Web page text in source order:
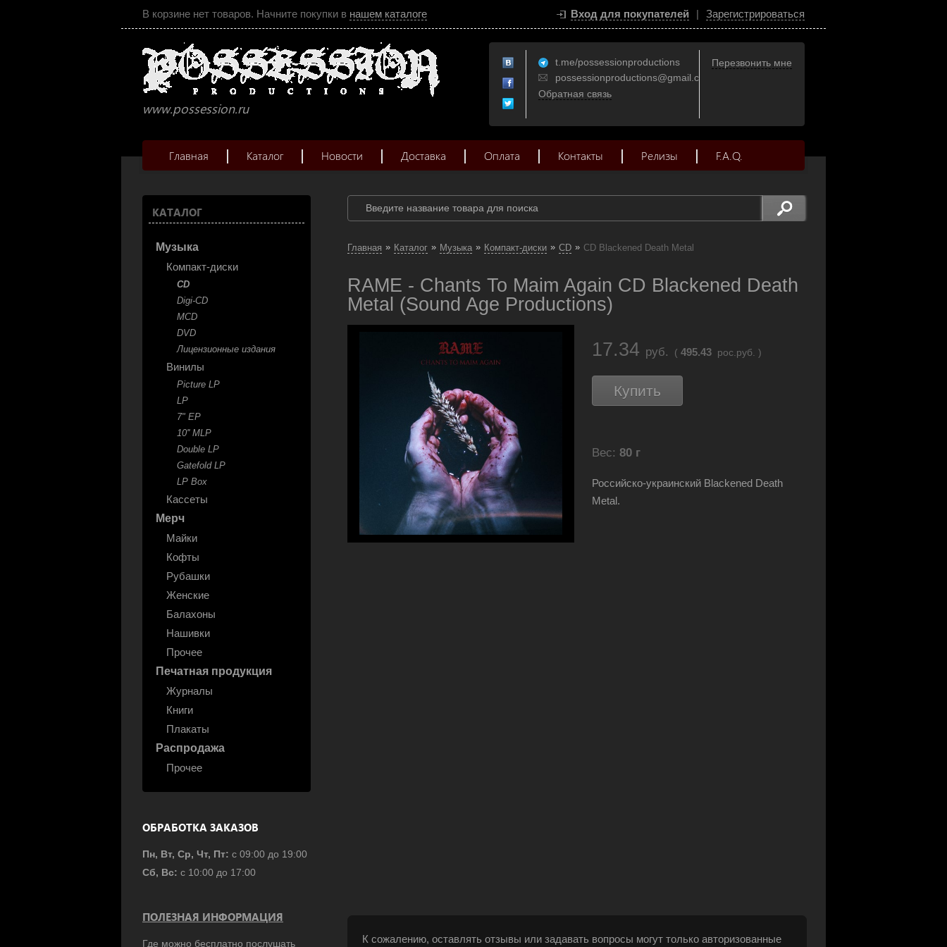
В корзине нет товаров. Начните покупки в нашем каталоге Вход для покупателей | Зарегистрироваться
www.possession.ru
t.me/possessionproductions
possessionproductions@gmail.com
Обратная связь
Перезвонить мне
Главная Каталог Новости Доставка Оплата Контакты Релизы F.A.Q.
КАТАЛОГ
Музыка
Компакт-диски
CD
Digi-CD
MCD
DVD
Лицензионные издания
Винилы
Picture LP
LP
7" EP
10'' MLP
Double LP
Gatefold LP
LP Box
Кассеты
Мерч
Майки
Кофты
Рубашки
Женские
Балахоны
Нашивки
Прочее
Печатная продукция
Журналы
Книги
Плакаты
Распродажа
Прочее
ОБРАБОТКА ЗАКАЗОВ
Пн, Вт, Ср, Чт, Пт: с 09:00 до 19:00
Сб, Вс: с 10:00 до 17:00
ПОЛЕЗНАЯ ИНФОРМАЦИЯ
Где можно бесплатно послушать
Главная » Каталог » Музыка » Компакт-диски » CD » CD Blackened Death Metal
RAME - Chants To Maim Again CD Blackened Death
Metal (Sound Age Productions)
17.34 руб. ( 495.43 рос.руб. )
Купить
Вес: 80 г
Российско-украинский Blackened Death
Metal.
К сожалению, оставлять отзывы или задавать вопросы могут только авторизованные